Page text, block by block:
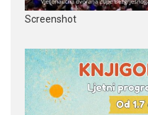
Screenshot